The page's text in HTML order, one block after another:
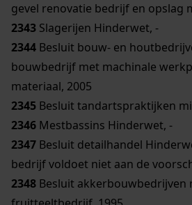
gevel renovatie bedrijf en opslag
2343 Slagerijen Hinderwet, -
2344 Besluit bouw- en
bouwbedrijf met machinale
materiaal, 2005
2345 Besluit tandartspraktijken
2346 Mestbassins Hinderwet, -
2347 Besluit detailhandel
bedrijf voldoet niet aan de
2348 Besluit akkerbouwbedrijven